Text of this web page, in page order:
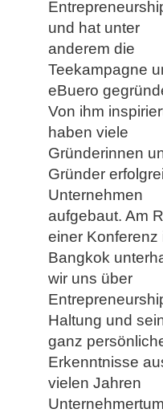
und hat unter
anderem die
Teekampagne
eBuero
Von ihm
haben viele
Gründerinnen
Gründer
Unternehmen
aufgebaut. Am
einer Konferenz
Bangkok
wir uns über
Haltung und
ganz
Erkenntnisse
vielen Jahren